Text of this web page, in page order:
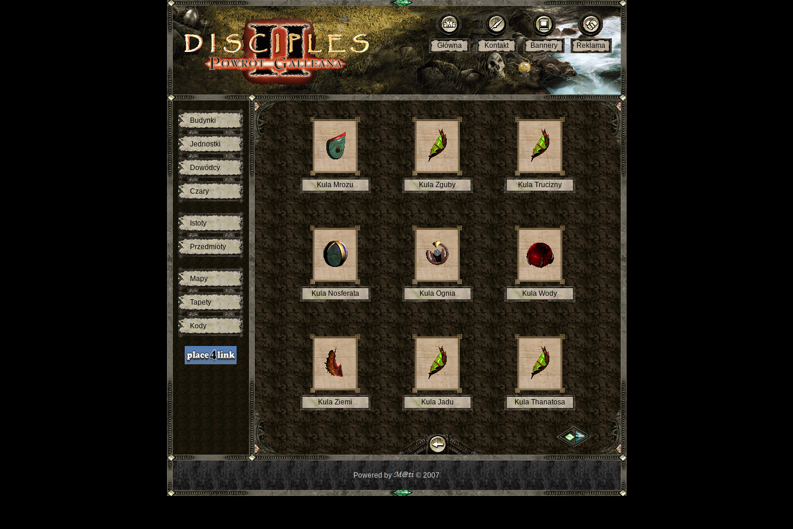
Główna Kontakt Bannery Reklama
Budynki
Jednostki
Dowódcy
Czary
Istoty
Przedmioty
Mapy
Tapety
Kody
Kula Mrozu Kula Zguby Kula Trucizny
Kula Nosferata Kula Ognia Kula Wody
Kula Ziemi Kula Jadu Kula Thanatosa
Powered by © 2007